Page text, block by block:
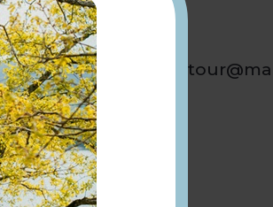
01 34 78 86 60